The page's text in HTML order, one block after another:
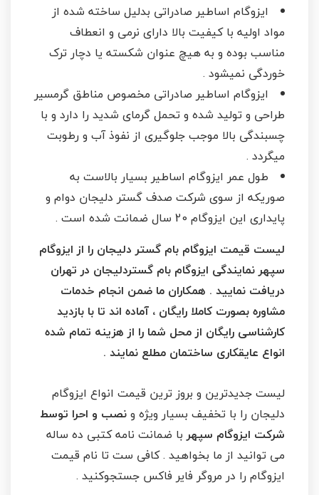
ایزوگام اساطیر صادراتی بدلیل ساخته شده از
مواد اولیه با کیفیت بالا دارای نرمی و انعطاف
مناسب بوده و به هیچ عنوان شکسته یا دچار ترک
خوردگی نمیشود .
ایزوگام اساطیر صادراتی مخصوص مناطق گرمسیر
طراحی و تولید شده و تحمل گرمای شدید را دارد و با
چسبندگی بالا موجب جلوگیری از نفوذ آب و رطوبت
میگردد .
طول عمر ایزوگام اساطیر بسیار بالاست به
صوریکه از سوی شرکت صدف گستر دلیجان دوام و
پایداری این ایزوگام 20 سال ضمانت شده است .
لیست قیمت ایزوگام بام گستر دلیجان را از ایزوگام
سپهر نمایندگی ایزوگام بام گستردلیجان در تهران
دریافت نمایید . همکاران ما ضمن انجام خدمات
مشاوره بصورت کاملا رایگان ، آماده اند تا با بازدید
کارشناسی رایگان از محل شما را از هزینه تمام شده
انواع عایقکاری ساختمان مطلع نمایند .
لیست جدیدترین و بروز ترین قیمت انواع ایزوگام
دلیجان را با تخفیف بسیار ویژه ونصب و احرا توسط
شرکت ایزوگام سپهربا ضمانت نامه کتبی ده ساله
می توانید از ما بخواهید . کافی ست تا نام قیمت
ایزوگام را در مروگر فایر فاکس جستجوکنید .